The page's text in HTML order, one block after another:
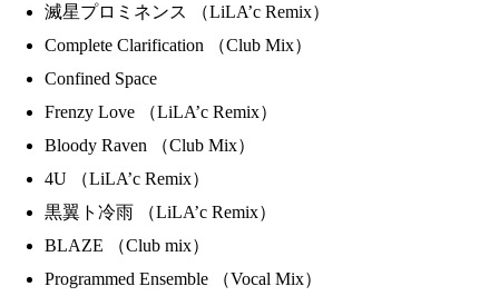
滅星プロミネンス （LiLA’c Remix）
Complete Clarification （Club Mix）
Confined Space
Frenzy Love （LiLA’c Remix）
Bloody Raven （Club Mix）
4U （LiLA’c Remix）
黒翼ト冷雨 （LiLA’c Remix）
BLAZE （Club mix）
Programmed Ensemble （Vocal Mix）